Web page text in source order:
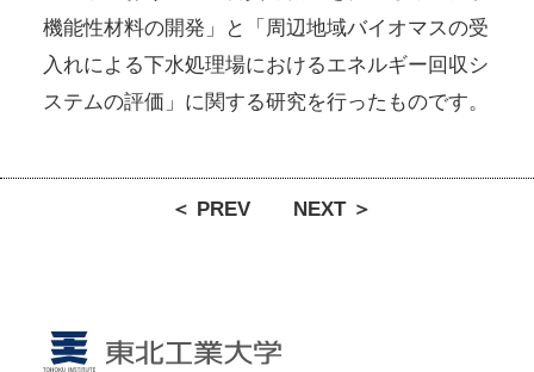
機能性材料の開発」と「周辺地域バイオマスの受
入れによる下水処理場におけるエネルギー回収シ
ステムの評価」に関する研究を行ったものです。
＜ PREV NEXT ＞